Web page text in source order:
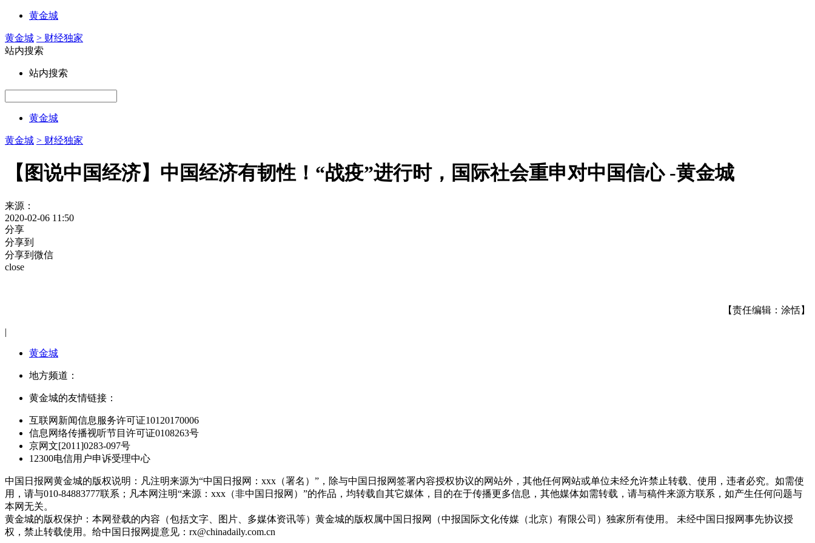
黄金城
黄金城 > 财经独家
站内搜索
站内搜索
黄金城
黄金城 > 财经独家
【图说中国经济】中国经济有韧性！“战疫”进行时，国际社会重申对中国信心 -黄金城
来源：
2020-02-06 11:50
分享
分享到
分享到微信
close
【责任编辑：涂恬】
|
黄金城
地方频道：
黄金城的友情链接：
互联网新闻信息服务许可证10120170006
信息网络传播视听节目许可证0108263号
京网文[2011]0283-097号
12300电信用户申诉受理中心
中国日报网黄金城的版权说明：凡注明来源为“中国日报网：xxx（署名）”，除与中国日报网签署内容授权协议的网站外，其他任何网站或单位未经允许禁止转载、使用，违者必究。如需使
用，请与010-84883777联系；凡本网注明“来源：xxx（非中国日报网）”的作品，均转载自其它媒体，目的在于传播更多信息，其他媒体如需转载，请与稿件来源方联系，如产生任何问题与
本网无关。
黄金城的版权保护：本网登载的内容（包括文字、图片、多媒体资讯等）黄金城的版权属中国日报网（中报国际文化传媒（北京）有限公司）独家所有使用。 未经中国日报网事先协议授
权，禁止转载使用。给中国日报网提意见： rx@chinadaily.com.cn